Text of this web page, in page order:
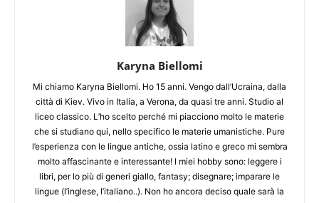
Karyna Biellomi
Mi chiamo Karyna Biellomi. Ho 15 anni. Vengo dall’Ucraina, dalla
città di Kiev. Vivo in Italia, a Verona, da quasi tre anni. Studio al
liceo classico. L’ho scelto perché mi piacciono molto le materie
che si studiano qui, nello specifico le materie umanistiche. Pure
l’esperienza con le lingue antiche, ossia latino e greco mi sembra
molto affascinante e interessante! I miei hobby sono: leggere i
libri, per lo più di generi giallo, fantasy; disegnare; imparare le
lingue (l’inglese, l’italiano..). Non ho ancora deciso quale sarà la